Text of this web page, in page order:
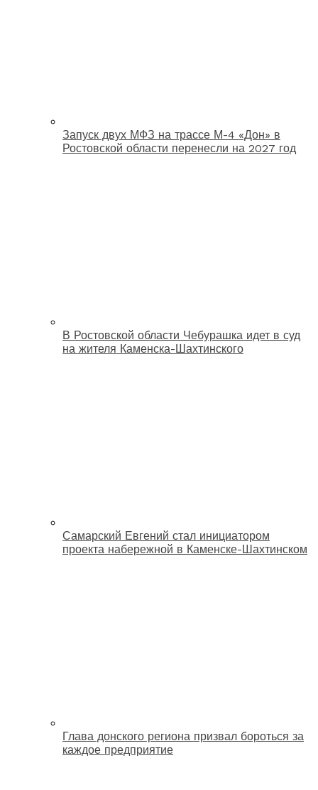
Запуск двух МФЗ на трассе М-4 «Дон» в
Ростовской области перенесли на 2027 год
В Ростовской области Чебурашка идет в суд
на жителя Каменска-Шахтинского
Самарский Евгений стал инициатором
проекта набережной в Каменске-Шахтинском
Глава донского региона призвал бороться за
каждое предприятие